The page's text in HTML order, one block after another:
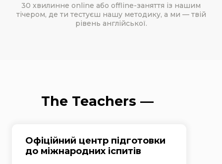
30 хвилинне online або offline-заняття із нашим
тічером, де ти тестуєш нашу методику, а ми — твій
рівень англійської.
The Teachers —
Офіційний центр підготовки
до міжнародних іспитів